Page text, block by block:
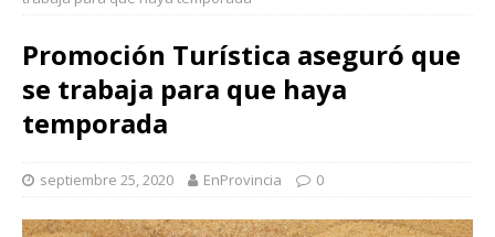
Promoción Turística aseguró que
se trabaja para que haya
temporada
septiembre 25, 2020 EnProvincia 0